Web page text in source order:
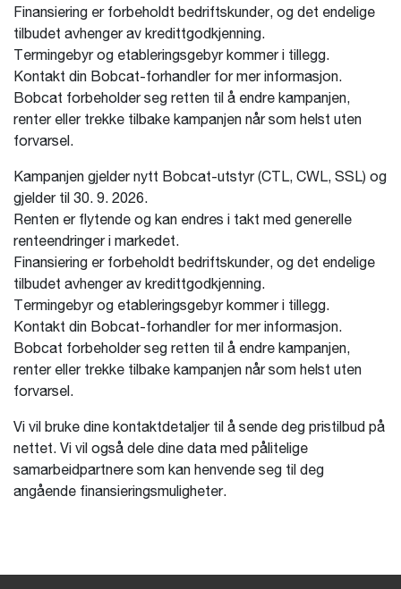
Finansiering er forbeholdt bedriftskunder, og det endelige
tilbudet avhenger av kredittgodkjenning.
Termingebyr og etableringsgebyr kommer i tillegg.
Kontakt din Bobcat-forhandler for mer informasjon.
Bobcat forbeholder seg retten til å endre kampanjen,
renter eller trekke tilbake kampanjen når som helst uten
forvarsel.
Kampanjen gjelder nytt Bobcat-utstyr (CTL, CWL, SSL) og
gjelder til 30. 9. 2026.
Renten er flytende og kan endres i takt med generelle
renteendringer i markedet.
Finansiering er forbeholdt bedriftskunder, og det endelige
tilbudet avhenger av kredittgodkjenning.
Termingebyr og etableringsgebyr kommer i tillegg.
Kontakt din Bobcat-forhandler for mer informasjon.
Bobcat forbeholder seg retten til å endre kampanjen,
renter eller trekke tilbake kampanjen når som helst uten
forvarsel.
Vi vil bruke dine kontaktdetaljer til å sende deg pristilbud på
nettet. Vi vil også dele dine data med pålitelige
samarbeidpartnere som kan henvende seg til deg
angående finansieringsmuligheter.